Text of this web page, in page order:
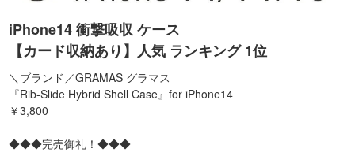
iPhone14 衝撃吸収 ケース
【カード収納あり】人気 ランキング 1位
＼ブランド／GRAMAS グラマス
『Rib-Slide Hybrid Shell Case』for iPhone14
￥3,800
◆◆◆完売御礼！◆◆◆